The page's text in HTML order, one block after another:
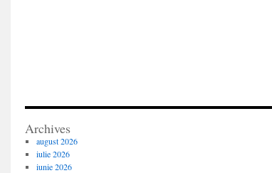
Archives
august 2026
iulie 2026
iunie 2026